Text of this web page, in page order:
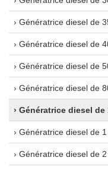
› Génératrice diesel de
› Génératrice diesel de
› Génératrice diesel de
› Génératrice diesel de
› Génératrice diesel de
› Génératrice diesel de
› Génératrice diesel de